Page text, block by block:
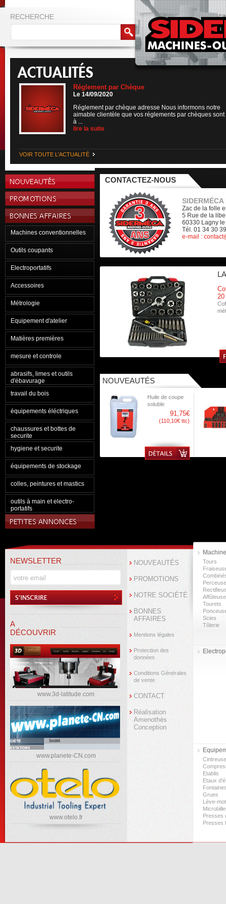
RECHERCHE
Réglement par Chèque
Le 14/09/2020
Réglement par chèque adresse Nous informons notre
aimable clientèle que vos réglements par chèques sont
à ...
lire la suite
VOIR TOUTE L'ACTUALITÉ
Machines conventionnelles
Outils coupants
Electroportatifs
Accessoires
Métrologie
Equipement d'atelier
Matières premières
mesure et controle
abrasifs, limes et outils
d'ébavurage
travail du bois
équipements éléctriques
chaussures et bottes de
securite
hygiene et securite
équipements de stockage
colles, peintures et mastics
outils à main et electro-
portatifs
CONTACTEZ-NOUS
Zac de la folle
5 Rue de la
60330 Lagny le
Tél. 01 34 30
e-mail :
NOUVEAUTÉS
Huile de coupe
soluble
91,75€
(110,10€ ttc)
NEWSLETTER
A
DÉCOUVRIR
www.3d-latitude.com
www.planete-CN.com
www.otelo.fr
NOUVEAUTÉS
PROMOTIONS
NOTRE SOCIÉTÉ
BONNES
AFFAIRES
Mentions légales
Protection des
données
Conditions Générales
de vente
CONTACT
Réalisation
Amenothès
Conception
Tours
Tourets
Scies
Tôlerie
Etablis
Etaux
Grues
Lève-
Presses
Presses